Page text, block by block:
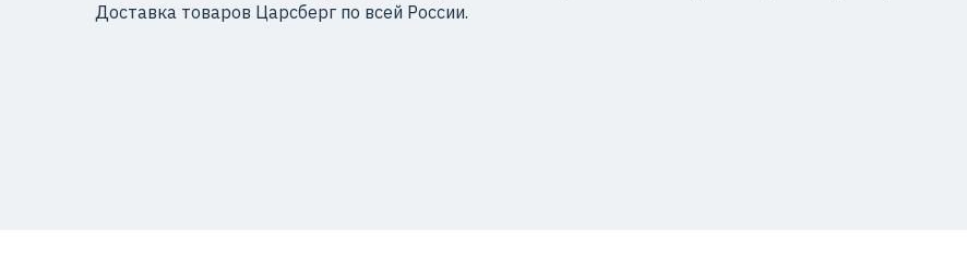
Доставка товаров Царсберг по всей России.